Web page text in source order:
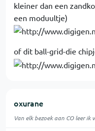
kleiner dan een
een moduultje)
of dit ball-grid-die
oxurane
Van elk bezoek aan CO leer ik